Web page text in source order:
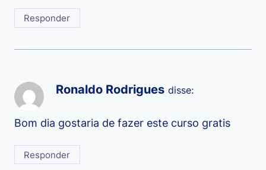
Responder
Ronaldo Rodrigues disse:
Bom dia gostaria de fazer este curso gratis
Responder